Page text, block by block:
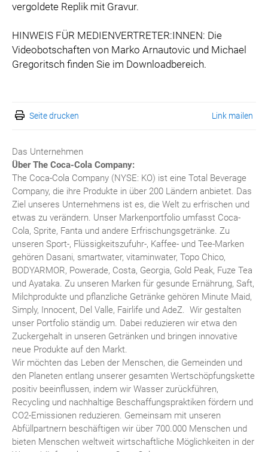
vergoldete Replik mit Gravur.
HINWEIS FÜR MEDIENVERTRETER:INNEN: Die
Videobotschaften von Marko Arnautovic und Michael
Gregoritsch finden Sie im Downloadbereich.
Seite drucken Link mailen
Das Unternehmen
Über The Coca-Cola Company:
The Coca-Cola Company (NYSE: KO) ist eine Total Beverage
Company, die ihre Produkte in über 200 Ländern anbietet. Das
Ziel unseres Unternehmens ist es, die Welt zu erfrischen und
etwas zu verändern. Unser Markenportfolio umfasst Coca-
Cola, Sprite, Fanta und andere Erfrischungsgetränke. Zu
unseren Sport-, Flüssigkeitszufuhr-, Kaffee- und Tee-Marken
gehören Dasani, smartwater, vitaminwater, Topo Chico,
BODYARMOR, Powerade, Costa, Georgia, Gold Peak, Fuze Tea
und Ayataka. Zu unseren Marken für gesunde Ernährung, Saft,
Milchprodukte und pflanzliche Getränke gehören Minute Maid,
Simply, Innocent, Del Valle, Fairlife und AdeZ. Wir gestalten
unser Portfolio ständig um. Dabei reduzieren wir etwa den
Zuckergehalt in unseren Getränken und bringen innovative
neue Produkte auf den Markt.
Wir möchten das Leben der Menschen, die Gemeinden und
den Planeten entlang unserer gesamten Wertschöpfungskette
positiv beeinflussen, indem wir Wasser zurückführen,
Recycling und nachhaltige Beschaffungspraktiken fördern und
CO2-Emissionen reduzieren. Gemeinsam mit unseren
Abfüllpartnern beschäftigen wir über 700.000 Menschen und
bieten Menschen weltweit wirtschaftliche Möglichkeiten in der